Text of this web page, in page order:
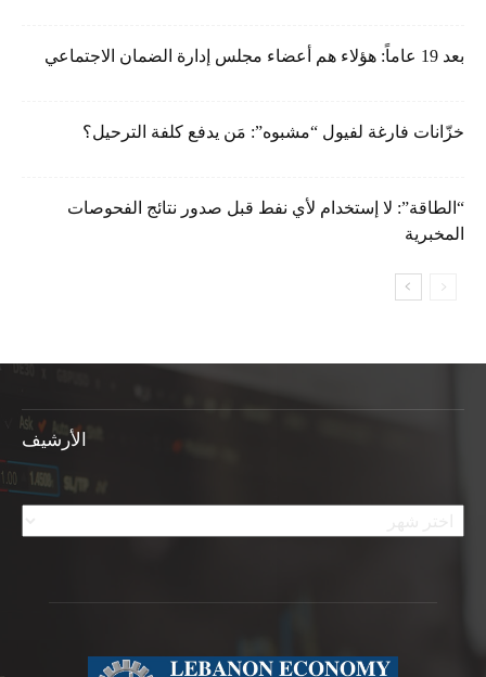
بعد 19 عاماً: هؤلاء هم أعضاء مجلس إدارة الضمان الاجتماعي
خزّانات فارغة لفيول “مشبوه”: مَن يدفع كلفة الترحيل؟
“الطاقة”: لا إستخدام لأي نفط قبل صدور نتائج الفحوصات
المخبرية
الأرشيف
الأرشيف